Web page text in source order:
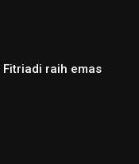
Fitriadi raih emas